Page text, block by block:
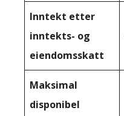
Inntekt etter
inntekts- og
eiendomsskatt
Maksimal
disponibel